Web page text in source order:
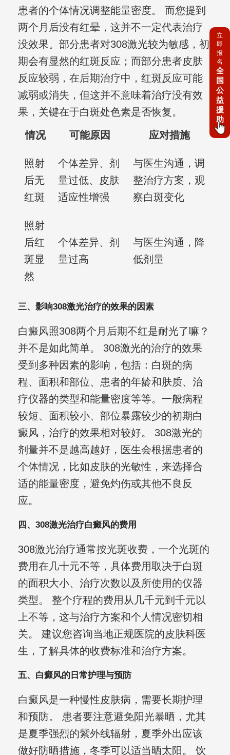
患者的个体情况调整能量密度。 而您提到
两个月后没有红晕，这并不一定代表治疗
没效果。部分患者对308激光较为敏感，初
期会有显然的红斑反应；而部分患者皮肤
反应较弱，在后期治疗中，红斑反应可能
减弱或消失，但这并不意味着治疗没有效
果，关键在于白斑处色素是否恢复。
情况 可能原因 应对措施
照射
后无
红斑
个体差异、剂
量过低、皮肤
适应性增强
与医生沟通，调
整治疗方案，观
察白斑变化
照射
后红
斑显
然
个体差异、剂
量过高
与医生沟通，降
低剂量
三、影响308激光治疗的效果的因素
白癜风照308两个月后期不红是耐光了嘛？
并不是如此简单。 308激光的治疗的效果
受到多种因素的影响，包括：白斑的病
程、面积和部位、患者的年龄和肤质、治
疗仪器的类型和能量密度等等。一般病程
较短、面积较小、部位暴露较少的初期白
癜风，治疗的效果相对较好。 308激光的
剂量并不是越高越好，医生会根据患者的
个体情况，比如皮肤的光敏性，来选择合
适的能量密度，避免灼伤或其他不良反
应。
四、308激光治疗白癜风的费用
308激光治疗通常按光斑收费，一个光斑的
费用在几十元不等，具体费用取决于白斑
的面积大小、治疗次数以及所使用的仪器
类型。 整个疗程的费用从几千元到千元以
上不等，这与治疗方案和个人情况密切相
关。 建议您咨询当地正规医院的皮肤科医
生，了解具体的收费标准和治疗方案。
五、白癜风的日常护理与预防
白癜风是一种慢性皮肤病，需要长期护理
和预防。 患者要注意避免阳光暴晒，尤其
是夏季强烈的紫外线辐射，夏季外出应该
做好防晒措施，冬季可以适当晒太阳。 饮
立
即
报
名
全
国
公
益
援
助